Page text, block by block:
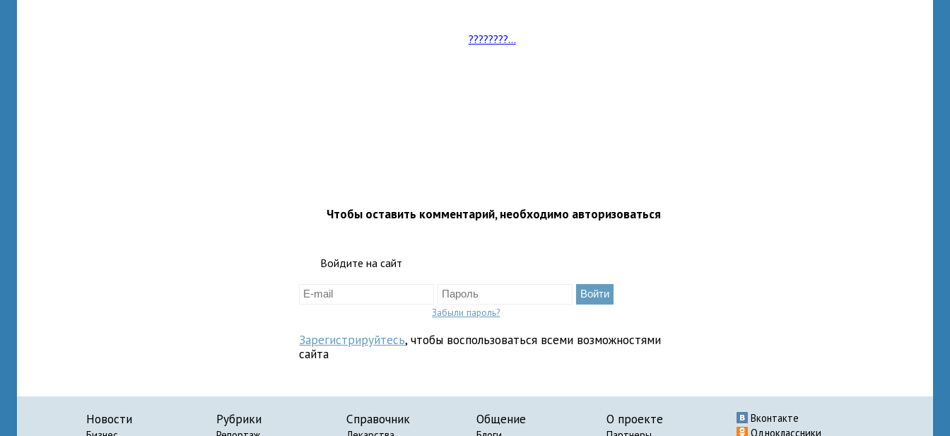
????????...
Чтобы оставить комментарий, необходимо авторизоваться
Войдите на сайт
Забыли пароль?
Зарегистрируйтесь, чтобы воспользоваться всеми возможностями
сайта
Новости Рубрики Справочник Общение О проекте
Вконтакте
Одноклассники